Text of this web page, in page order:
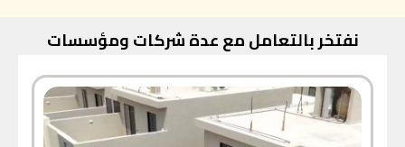
نفتخر بالتعامل مع عدة شركات ومؤسسات